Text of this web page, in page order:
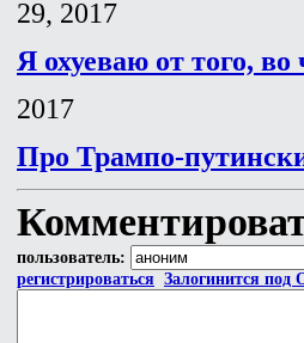
29, 2017
Я охуеваю от того,
2017
Про Трампо-
пользователь:
регистрироваться Залогинится под